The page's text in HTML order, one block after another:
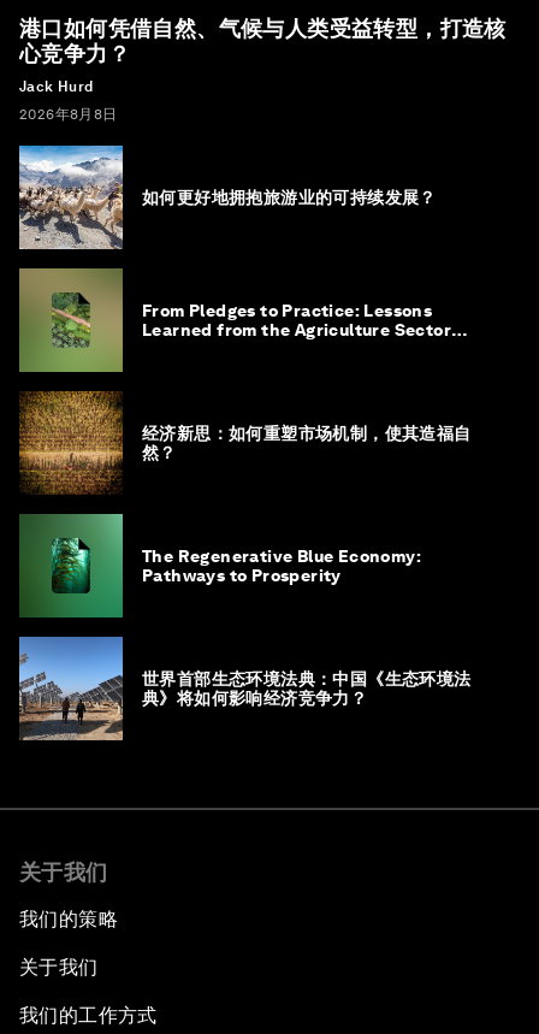
港口如何凭借自然、气候与人类受益转型，打造核
心竞争力？
Jack Hurd
2026年8月8日
如何更好地拥抱旅游业的可持续发展？
From Pledges to Practice: Lessons
Learned from the Agriculture Sector
经济新思：如何重塑市场机制，使其造福自
然？
The Regenerative Blue Economy:
Pathways to Prosperity
世界首部生态环境法典：中国《生态环境法
典》将如何影响经济竞争力？
关于我们
我们的策略
关于我们
我们的工作方式